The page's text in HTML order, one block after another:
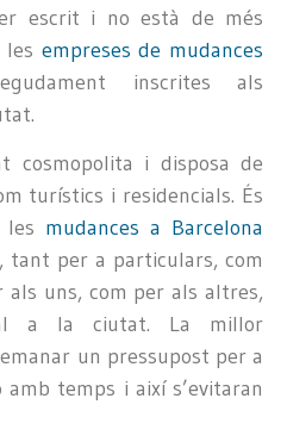
escrit i no està de més
empreses de mudances
inscrites als
cosmopolita i disposa de
turístics i residencials. És
mudances a Barcelona
tant per a particulars, com
uns, com per als altres,
a la ciutat. La millor
un pressupost per a
temps i així s’evitaran